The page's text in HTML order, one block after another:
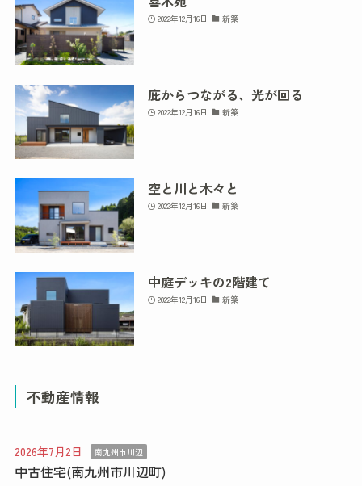
2022年12月16日 新築
庇からつながる、光が回る
2022年12月16日 新築
空と川と木々と
2022年12月16日 新築
中庭デッキの2階建て
2022年12月16日 新築
不動産情報
2026年7月2日 南九州市川辺
中古住宅(南九州市川辺町)